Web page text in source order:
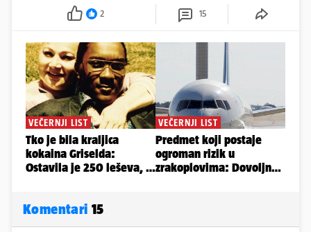
2 15
Komentari 15